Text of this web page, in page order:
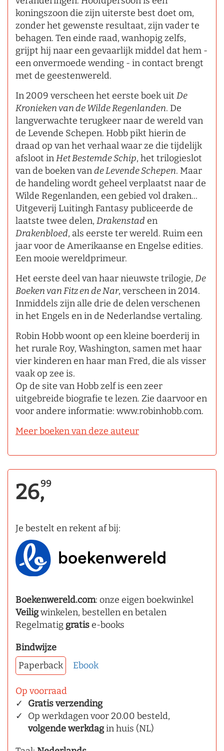
koningszoon die zijn uiterste best doet om,
zonder het gewenste resultaat, zijn vader te
behagen. Ten einde raad, wanhopig zelfs,
grijpt hij naar een gevaarlijk middel dat hem -
een onvermoede wending - in contact brengt
met de geestenwereld.
In 2009 verscheen het eerste boek uit De
Kronieken van de Wilde Regenlanden. De
langverwachte terugkeer naar de wereld van
de Levende Schepen. Hobb pikt hierin de
draad op van het verhaal waar ze die tijdelijk
afsloot inHet Bestemde Schip, het trilogieslot
van de boeken vande Levende Schepen. Maar
de handeling wordt geheel verplaatst naar de
Wilde Regenlanden, een gebied vol draken...
Uitgeverij Luitingh Fantasy publiceerde de
laatste twee delen, Drakenstad en
Drakenbloed, als eerste ter wereld. Ruim een
jaar voor de Amerikaanse en Engelse edities.
Een mooie wereldprimeur.
Het eerste deel van haar nieuwste trilogie, De
Boeken van Fitz en de Nar, verscheen in 2014.
Inmiddels zijn alle drie de delen verschenen
in het Engels en in de Nederlandse vertaling.
Robin Hobb woont op een kleine boerderij in
het rurale Roy, Washington, samen met haar
vier kinderen en haar man Fred, die als visser
vaak op zee is.
Op de site van Hobb zelf is een zeer
uitgebreide biografie te lezen. Zie daarvoor en
voor andere informatie: www.robinhobb.com.
Meer boeken van deze auteur
26,99
Je bestelt en rekent af bij:
Boekenwereld.com: onze eigen boekwinkel
Veiligwinkelen, bestellen en betalen
Regelmatig gratise-books
Bindwijze
Paperback
Ebook
Op voorraad
Gratis verzending
Op werkdagen voor 20.00 besteld,
volgende werkdagin huis (NL)